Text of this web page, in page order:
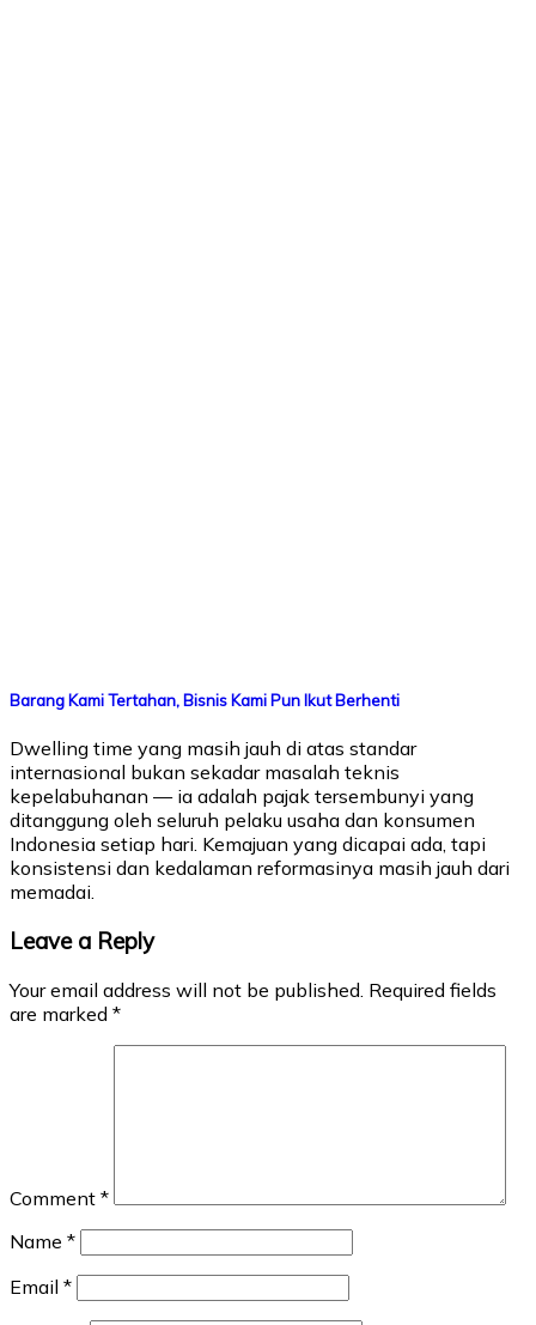
Barang Kami Tertahan, Bisnis Kami Pun Ikut Berhenti
Dwelling time yang masih jauh di atas standar
internasional bukan sekadar masalah teknis
kepelabuhanan — ia adalah pajak tersembunyi yang
ditanggung oleh seluruh pelaku usaha dan konsumen
Indonesia setiap hari. Kemajuan yang dicapai ada, tapi
konsistensi dan kedalaman reformasinya masih jauh dari
memadai.
Leave a Reply
Your email address will not be published. Required fields
are marked *
Comment *
Name *
Email *